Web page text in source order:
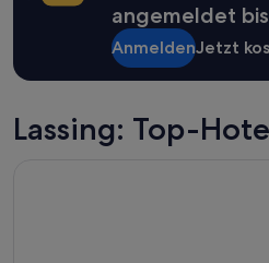
angemeldet
AnmeldenJetzt
Lassing: Top-